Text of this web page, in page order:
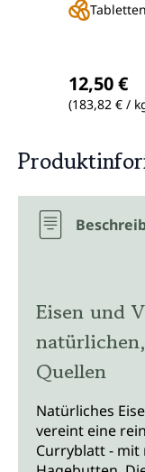
Tabletten
12,50 €
(183,82 € /
Eisen und
Quellen
Natürliches
vereint eine
Curryblatt - mit